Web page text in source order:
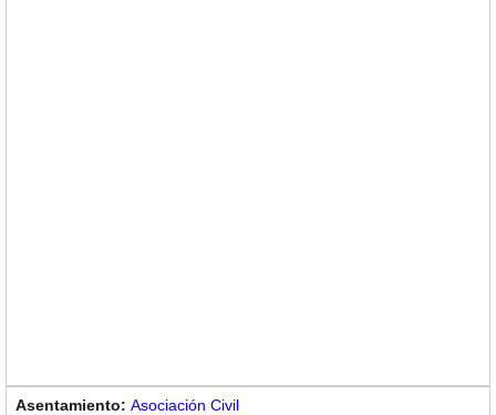
Asociación Civil